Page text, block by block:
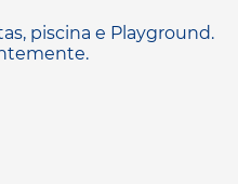
piscina e Playground.